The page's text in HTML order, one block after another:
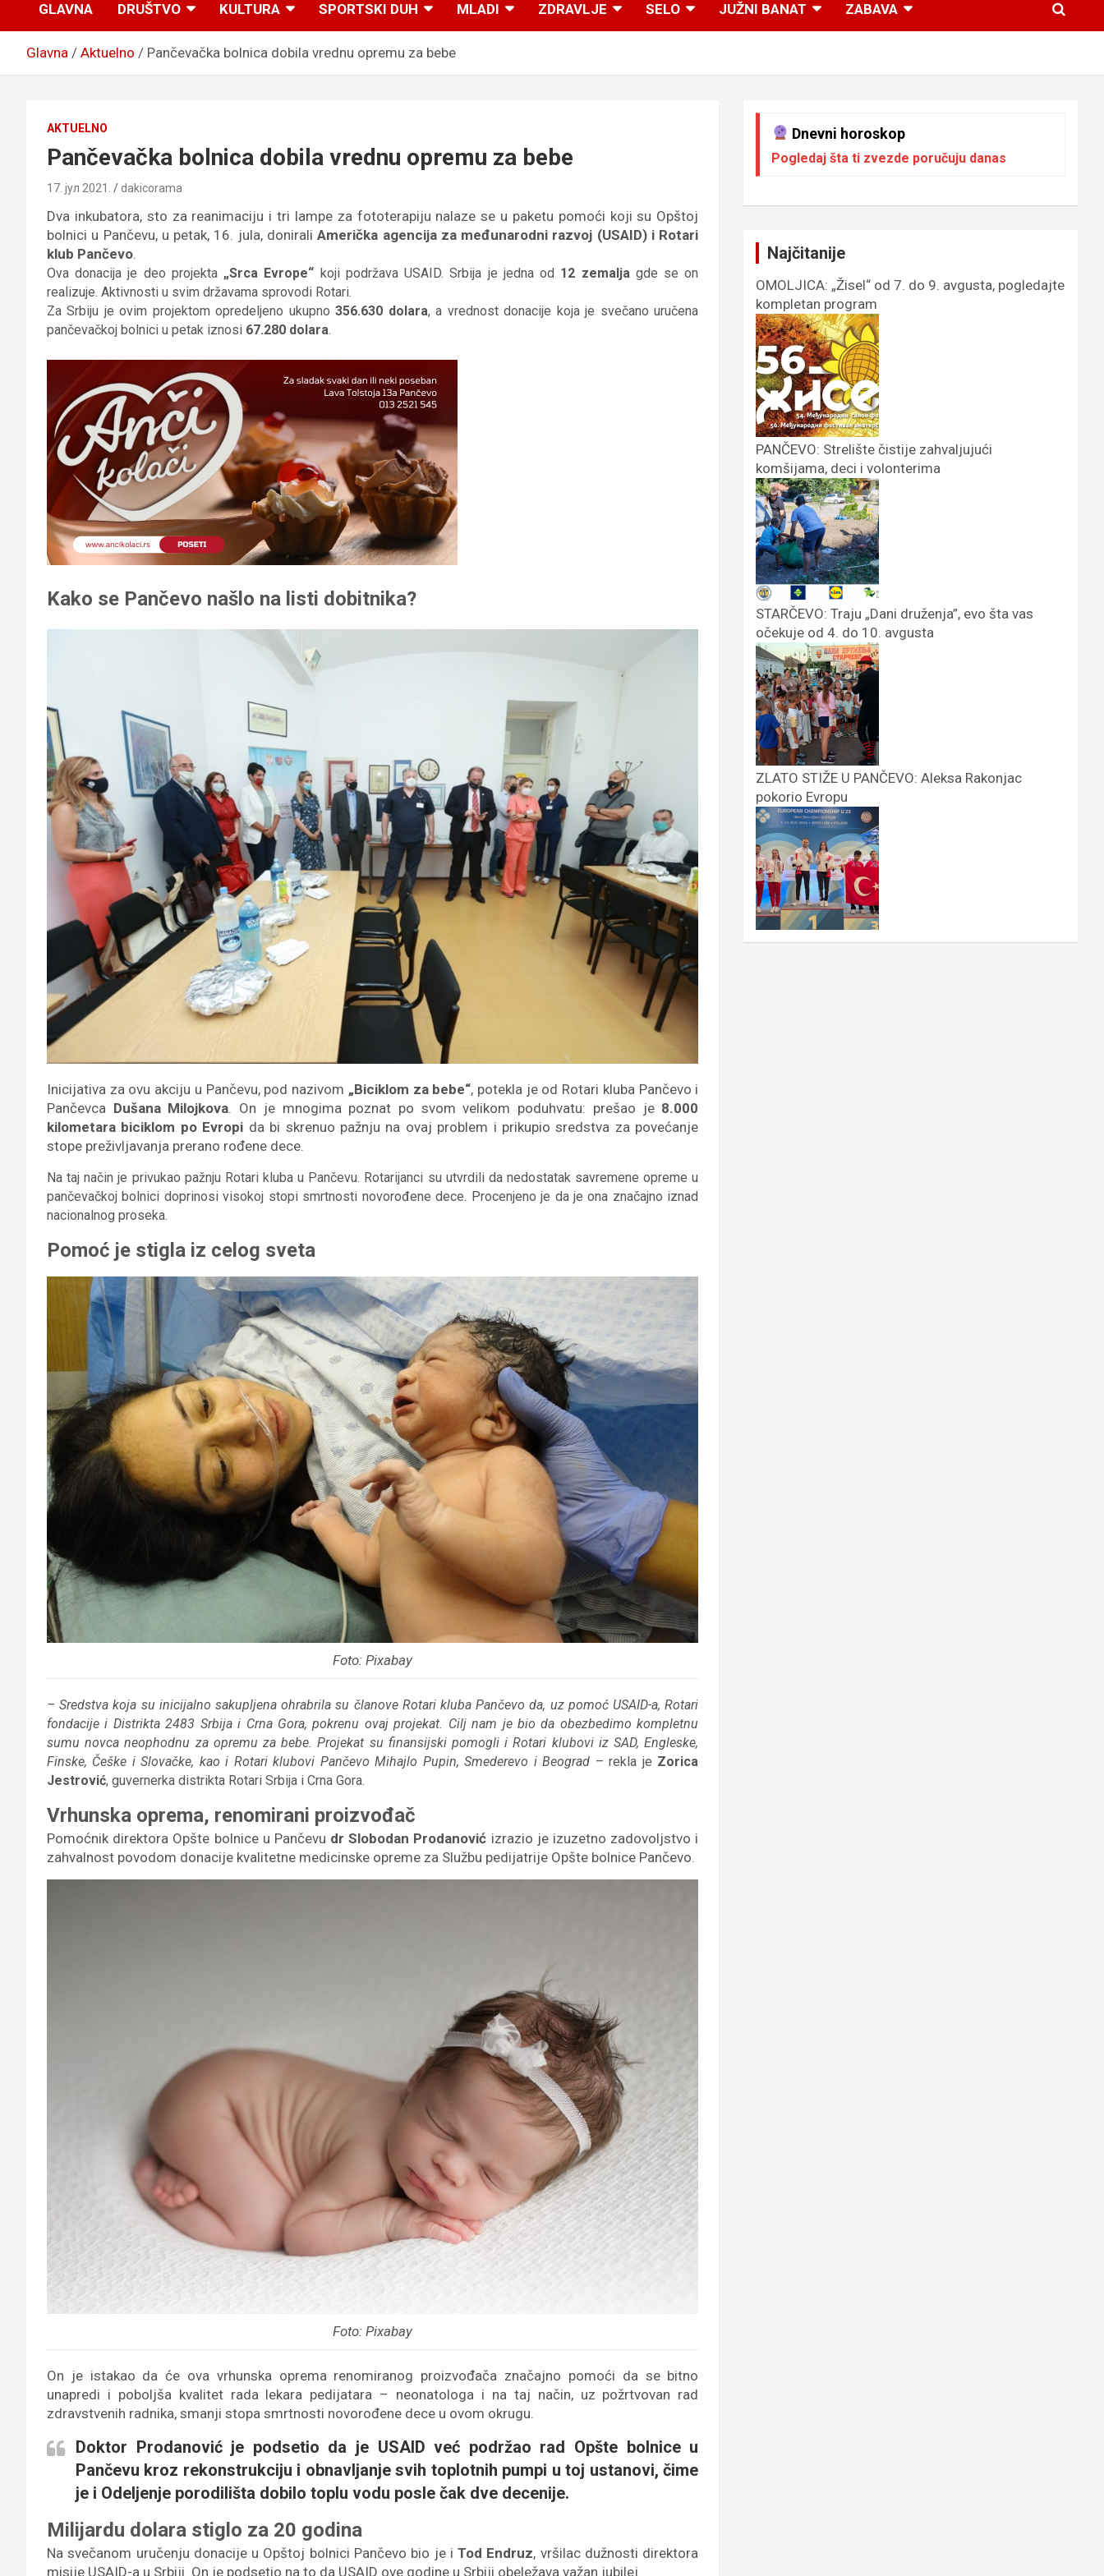
GLAVNA DRUŠTVO KULTURA SPORTSKI DUH MLADI ZDRAVLJE SELO JUŽNI BANAT ZABAVA
Glavna Aktuelno Pančevačka bolnica dobila vrednu opremu za bebe
AKTUELNO
Pančevačka bolnica dobila vrednu opremu za bebe
17. јул 2021. dakicorama
Dva inkubatora, sto za reanimaciju i tri lampe za fototerapiju nalaze se u paketu pomoći koji su Opštoj
bolnici u Pančevu, u petak, 16. jula, doniraliAmerička agencija za međunarodni razvoj (USAID) i Rotari
klub Pančevo.
Ova donacija je deo projekta „Srca Evrope“ koji podržava USAID. Srbija je jedna od 12 zemalja gde se on
realizuje. Aktivnosti u svim državama sprovodi Rotari.
Za Srbiju je ovim projektom opredeljeno ukupno356.630 dolara, a vrednost donacije koja je svečano uručena
pančevačkoj bolnici u petak iznosi 67.280 dolara.
Kako se Pančevo našlo na listi dobitnika?
Inicijativa za ovu akciju u Pančevu, pod nazivom „Biciklom za bebe“, potekla je od Rotari kluba Pančevo i
Pančevca Dušana Milojkova. On je mnogima poznat po svom velikom poduhvatu: prešao je 8.000
kilometara biciklom po Evropi da bi skrenuo pažnju na ovaj problem i prikupio sredstva za povećanje
stope preživljavanja prerano rođene dece.
Na taj način je privukao pažnju Rotari kluba u Pančevu. Rotarijanci su utvrdili da nedostatak savremene opreme u
pančevačkoj bolnici doprinosi visokoj stopi smrtnosti novorođene dece. Procenjeno je da je ona značajno iznad
nacionalnog proseka.
Pomoć je stigla iz celog sveta
Foto: Pixabay
– Sredstva koja su inicijalno sakupljena ohrabrila su članove Rotari kluba Pančevo da, uz pomoć USAID-a, Rotari
fondacije i Distrikta 2483 Srbija i Crna Gora, pokrenu ovaj projekat. Cilj nam je bio da obezbedimo kompletnu
sumu novca neophodnu za opremu za bebe. Projekat su finansijski pomogli i Rotari klubovi iz SAD, Engleske,
Finske, Češke i Slovačke, kao i Rotari klubovi Pančevo Mihajlo Pupin, Smederevo i Beograd – rekla je Zorica
Jestrović, guvernerka distrikta Rotari Srbija i Crna Gora.
Vrhunska oprema, renomirani proizvođač
Pomoćnik direktora Opšte bolnice u Pančevu dr Slobodan Prodanović izrazio je izuzetno zadovoljstvo i
zahvalnost povodom donacije kvalitetne medicinske opreme za Službu pedijatrije Opšte bolnice Pančevo.
Foto: Pixabay
On je istakao da će ova vrhunska oprema renomiranog proizvođača značajno pomoći da se bitno
unapredi i poboljša kvalitet rada lekara pedijatara – neonatologa i na taj način, uz požrtvovan rad
zdravstvenih radnika, smanji stopa smrtnosti novorođene dece u ovom okrugu.
Doktor Prodanović je podsetio da je USAID već podržao rad Opšte bolnice u
Pančevu kroz rekonstrukciju i obnavljanje svih toplotnih pumpi u toj ustanovi, čime
je i Odeljenje porodilišta dobilo toplu vodu posle čak dve decenije.
Milijardu dolara stiglo za 20 godina
Na svečanom uručenju donacije u Opštoj bolnici Pančevo bio je iTod Endruz, vršilac dužnosti direktora
misije USAID-a u Srbiji. On je podsetio na to da USAID ove godine u Srbiji obeležava važan jubilej.
Dnevni horoskop
Pogledaj šta ti zvezde poručuju danas
Najčitanije
OMOLJICA: „Žisel“ od 7. do 9. avgusta, pogledajte
kompletan program
PANČEVO: Strelište čistije zahvaljujući
komšijama, deci i volonterima
STARČEVO: Traju „Dani druženja”, evo šta vas
očekuje od 4. do 10. avgusta
ZLATO STIŽE U PANČEVO: Aleksa Rakonjac
pokorio Evropu